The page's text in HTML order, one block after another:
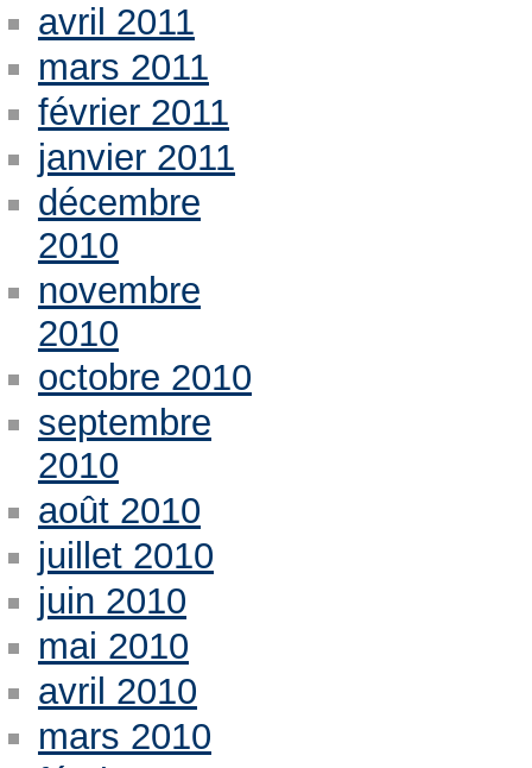
avril 2011
mars 2011
février 2011
janvier 2011
décembre
2010
novembre
2010
octobre 2010
septembre
2010
août 2010
juillet 2010
juin 2010
mai 2010
avril 2010
mars 2010